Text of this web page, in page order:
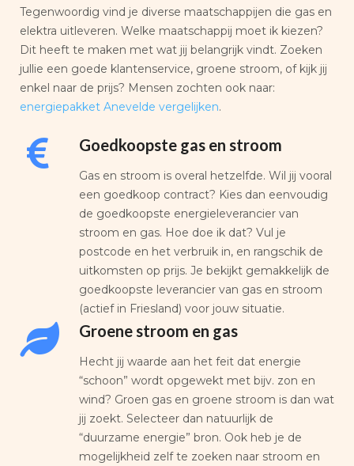
Tegenwoordig vind je diverse maatschappijen die gas en
elektra uitleveren. Welke maatschappij moet ik kiezen?
Dit heeft te maken met wat jij belangrijk vindt. Zoeken
jullie een goede klantenservice, groene stroom, of kijk jij
enkel naar de prijs? Mensen zochten ook naar:
energiepakket Anevelde vergelijken.
Goedkoopste gas en stroom
Gas en stroom is overal hetzelfde. Wil jij vooral
een goedkoop contract? Kies dan eenvoudig
de goedkoopste energieleverancier van
stroom en gas. Hoe doe ik dat? Vul je
postcode en het verbruik in, en rangschik de
uitkomsten op prijs. Je bekijkt gemakkelijk de
goedkoopste leverancier van gas en stroom
(actief in Friesland) voor jouw situatie.
Groene stroom en gas
Hecht jij waarde aan het feit dat energie
“schoon” wordt opgewekt met bijv. zon en
wind? Groen gas en groene stroom is dan wat
jij zoekt. Selecteer dan natuurlijk de
“duurzame energie” bron. Ook heb je de
mogelijkheid zelf te zoeken naar stroom en